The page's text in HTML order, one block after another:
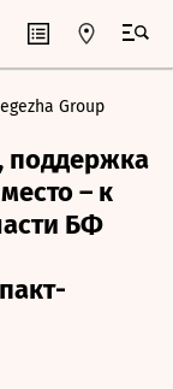
Group
поддержка
– к
БФ